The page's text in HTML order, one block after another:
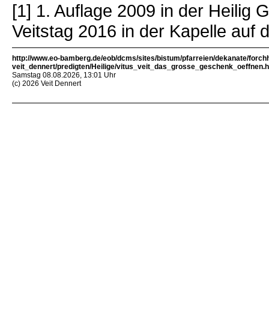
[1] 1. Auflage 2009 in der Heilig
Veitstag 2016 in der Kapelle auf
http://www.eo-bamberg.de/eob/dcms/sites/bistum/pfarreien/dekanate/
veit_dennert/predigten/Heilige/
Samstag 08.08.2026, 13:01 Uhr
(c) 2026 Veit Dennert